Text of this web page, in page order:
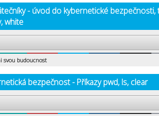
- úvod do kybernetické bezpečnosti,
white
svou budoucnost
bezpečnost - Příkazy pwd, ls, clear